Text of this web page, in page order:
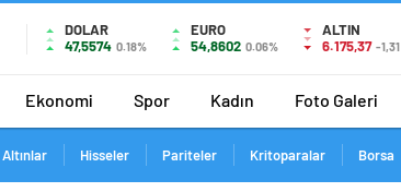
DOLAR
47,5574 0.18%
EURO
54,8602 0.06%
ALTIN
6.175,37 -1,31
Ekonomi Spor Kadın Foto Galeri
Altınlar Hisseler Pariteler Kritoparalar Borsa